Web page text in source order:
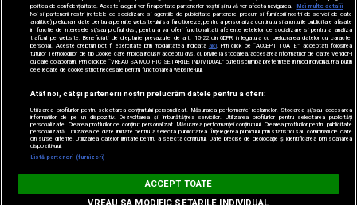
Digi FM
digifm.ro
DESCARCĂ
politica de confidențialitate. Aceste alegeri vor fi raportate partenerilor noștri și nu vă vor afecta navigarea.
Mai multe detalii
Noi si partenerii nostri (retelele de socializare si agentiile de publicitate partenere, precum si furnizorii nostri de servicii de date
analitice) prelucram date pentru a permite website-ului sa functioneze, pentru a personaliza continutul si anunturile publicitare afisate
in functie de interesele si/sau profilul dvs., pentru a va oferi functionalitati aferente retelelor de socializare si pentru a analiza
traficul pe website. Beneficiati de drepturile prevazute de art. 15-22 din GDPR in legatura cu prelucrarea datelor cu caracter
personal. Aceste drepturi pot fi exercitate prin modalitatea indicata aici. Prin click pe “ACCEPT TOATE”, acceptati folosirea
tuturor Tehnologiilor de tip Cookie, care implica inclusiv acceptul dvs. cu privire la stocarea/accesarea informatiilor de catre Vendor-ii
cu care colaboram. Prin click pe “VREAU SA MODIFIC SETARILE INDIVIDUAL” puteti schimba preferintele in mod individual, mai putin
cele legate de cookie strict necesare pentru functionarea website-ului.
Atât noi, cât și partenerii noștri prelucrăm datele pentru a oferi:
Utilizarea profilurilor pentru selectarea conținutului personalizat. Măsurarea performanței reclamelor. Stocarea și/sau accesarea
informațiilor de pe un dispozitiv. Dezvoltarea și îmbunătățirea serviciilor. Utilizarea profilurilor pentru selectarea publicității
personalizate. Crearea profilurilor de conținut personalizat. Măsurarea performanței conținutului. Crearea profilurilor pentru publicitate
personalizată. Utilizarea de date limitate pentru a selecta publicitatea. Înțelegerea publicului prin statistici sau combinații de date
din surse diferite. Utilizarea datelor limitate pentru a selecta conținutul. Date precise de geolocație și identificarea prin scanarea
dispozitivului.
Listă parteneri (furnizori)
ACCEPT TOATE